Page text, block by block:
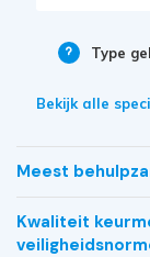
Type
Bekijk alle
Meest
Kwaliteit